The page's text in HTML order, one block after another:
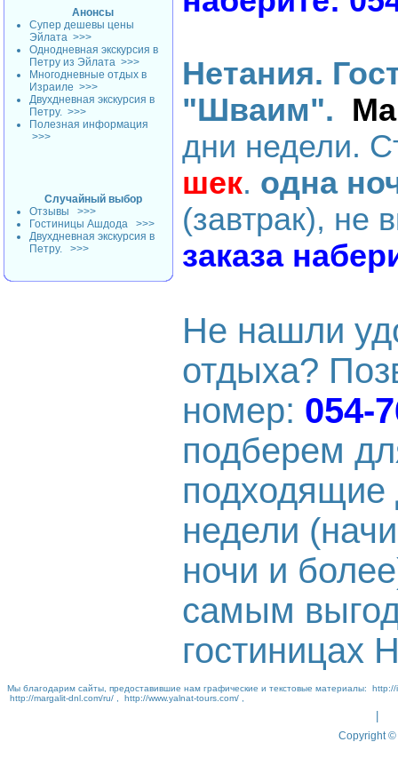
Анонсы
Супер дешевы цены
Эйлата >>>
Однодневная экскурсия в
Петру из Эйлата >>>
Многодневные отдых в
Израиле >>>
Двухдневная экскурсия в
Петру. >>>
Полезная информация
>>>
Случайный выбор
Отзывы
>>>
Гостиницы Ашдода
>>>
Двухдневная экскурсия в
Петру.
>>>
Нетания.
"Шваим".
дни недели.
шек. одна
(завтрак), не
заказа
Не нашли
отдыха?
номер: 054-
подберем
подходящие
недели
ночи и
самым
гостиницах
Мы благодарим сайты, предоставившие нам графические и текстовые материалы:
http://
http://margalit-dnl.com/ru/
http://www.yalnat-tours.com/
Copyright ©